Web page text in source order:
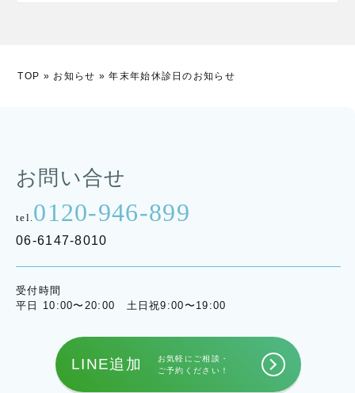
TOP » お知らせ »年末年始休診日のお知らせ
お問い合せ
tel. 0120-946-899
06-6147-8010
受付時間
平日 10:00〜20:00 土日祝9:00〜19:00
LINE追加
お気軽にご相談・
ご予約ください！